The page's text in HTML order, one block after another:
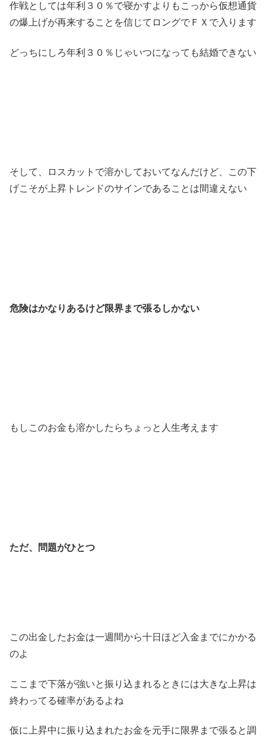
作戦としては年利３０％で寝かすよりもこっから仮想通貨
の爆上げが再来することを信じてロングでＦＸで入ります
どっちにしろ年利３０％じゃいつになっても結婚できない
そして、ロスカットで溶かしておいてなんだけど、この下
げこそが上昇トレンドのサインであることは間違えない
危険はかなりあるけど限界まで張るしかない
もしこのお金も溶かしたらちょっと人生考えます
ただ、問題がひとつ
この出金したお金は一週間から十日ほど入金までにかかる
のよ
ここまで下落が強いと振り込まれるときには大きな上昇は
終わってる確率があるよね
仮に上昇中に振り込まれたお金を元手に限界まで張ると調